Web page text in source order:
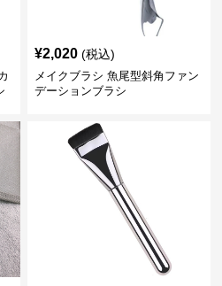
¥2,020 (税込)
メイクブラシ 魚尾型斜角ファン
デーションブラシ